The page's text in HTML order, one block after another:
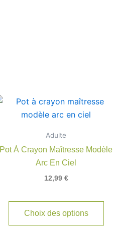
Adulte
Pot À Crayon Maîtresse Modèle
Arc En Ciel
12,99 €
Choix des options